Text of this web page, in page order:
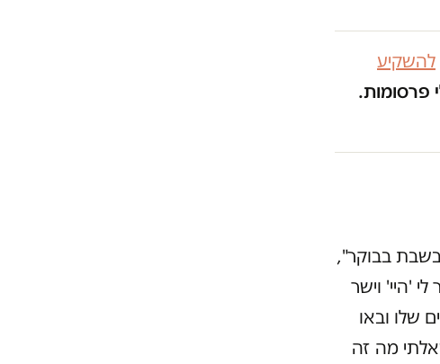
להשקיע
פרסומות.
בשבת בבוקר",
'היי' וישר
שלו ובאו
מה זה